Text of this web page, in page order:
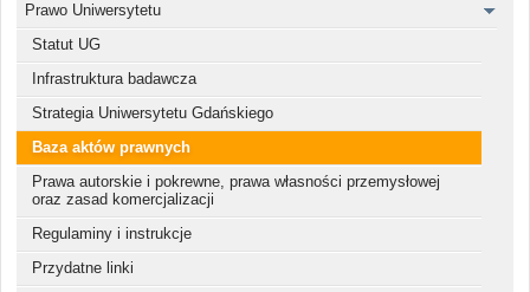
Prawo Uniwersytetu
Statut UG
Infrastruktura badawcza
Strategia Uniwersytetu Gdańskiego
Baza aktów prawnych
Prawa autorskie i pokrewne, prawa własności przemysłowej
oraz zasad komercjalizacji
Regulaminy i instrukcje
Przydatne linki